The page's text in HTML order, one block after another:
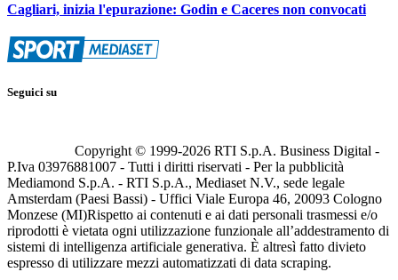
Cagliari, inizia l'epurazione: Godin e Caceres non convocati
Seguici su
Copyright © 1999-2026 RTI S.p.A. Business Digital -
P.Iva 03976881007 - Tutti i diritti riservati - Per la pubblicità
Mediamond S.p.A. - RTI S.p.A., Mediaset N.V., sede legale
Amsterdam (Paesi Bassi) - Uffici Viale Europa 46, 20093 Cologno
Monzese (MI)Rispetto ai contenuti e ai dati personali trasmessi e/o
riprodotti è vietata ogni utilizzazione funzionale all’addestramento di
sistemi di intelligenza artificiale generativa. È altresì fatto divieto
espresso di utilizzare mezzi automatizzati di data scraping.